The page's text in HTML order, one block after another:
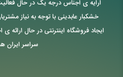
ارایه ی اجناس درجه یک در حال
خشکبار عابدینی با توجه به نیاز
ایجاد فروشگاه اینترنتی در حال ارائه
سراسر ایران